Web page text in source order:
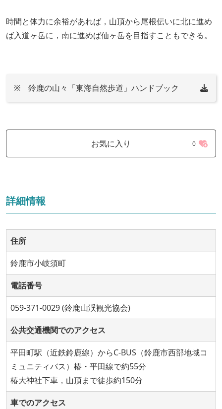
時間と体力に余裕があれば，山頂から尾根伝いに北に進め
ば入道ヶ岳に，南に進めば仙ヶ岳を目指すこともできる。
※ 鈴鹿の山々「東海自然歩道」ハンドブック
お気に入り 0
詳細情報
住所
鈴鹿市小岐須町
電話番号
059-371-0029 (鈴鹿山渓観光協会)
公共交通機関でのアクセス
平田町駅（近鉄鈴鹿線）からC-BUS（鈴鹿市西部地域コ
ミュニティバス）椿・平田線で約55分
椿大神社下車，山頂まで徒歩約150分
車でのアクセス